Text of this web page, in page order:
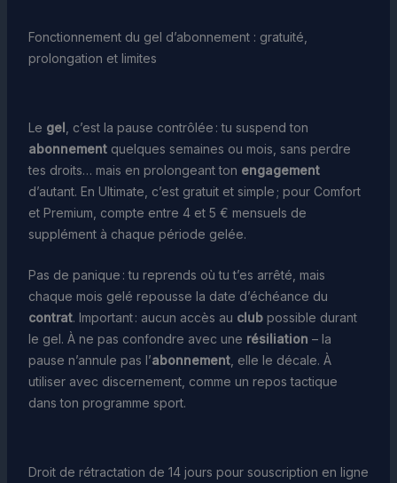
Fonctionnement du gel d’abonnement : gratuité,
prolongation et limites
Le gel , c’est la pause contrôlée : tu suspend ton
abonnementquelques semaines ou mois, sans perdre
tes droits… mais en prolongeant ton engagement
d’autant. En Ultimate, c’est gratuit et simple ; pour Comfort
et Premium, compte entre 4 et 5 € mensuels de
supplément à chaque période gelée.
Pas de panique : tu reprends où tu t’es arrêté, mais
chaque mois gelé repousse la date d’échéance du
contrat. Important : aucun accès au clubpossible durant
le gel. À ne pas confondre avec une résiliation – la
pause n’annule pas l’abonnement, elle le décale. À
utiliser avec discernement, comme un repos tactique
dans ton programme sport.
Droit de rétractation de 14 jours pour souscription en ligne